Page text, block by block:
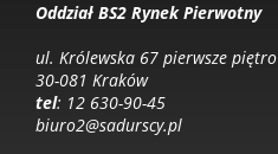
Oddział BS2 Rynek Pierwotny
ul. Królewska 67 pierwsze piętro
30-081 Kraków
tel: 12 630-90-45
biuro2@sadurscy.pl